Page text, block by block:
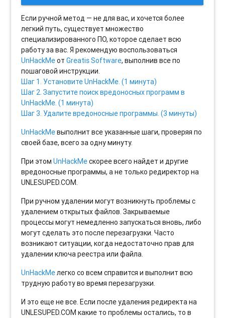
Если ручной метод — не для вас, и хочется более
легкий путь, существует множество
специализированного ПО, которое сделает всю
работу за вас. Я рекомендую воспользоваться
UnHackMeотGreatis Software, выполнив все по
пошаговой инструкции.
Шаг 1. Установите UnHackMe. (1 минута)
Шаг 2. Запустите поиск вредоносных программ в
UnHackMe. (1 минута)
Шаг 3. Удалите вредоносные программы. (3 минуты)
UnHackMeвыполнит все указанные шаги, проверяя по
своей базе, всего за одну минуту.
При этомUnHackMeскорее всего найдет и другие
вредоносные программы, а не только редиректор на
UNLESUPED.COM.
При ручном удалении могут возникнуть проблемы с
удалением открытых файлов. Закрываемые
процессы могут немедленно запускаться вновь, либо
могут сделать это после перезагрузки. Часто
возникают ситуации, когда недостаточно прав для
удалении ключа реестра или файла.
UnHackMeлегко со всем справится и выполнит всю
трудную работу во время перезагрузки.
И это еще не все. Если после удаления редиректа на
UNLESUPED.COM какие то проблемы остались, то в